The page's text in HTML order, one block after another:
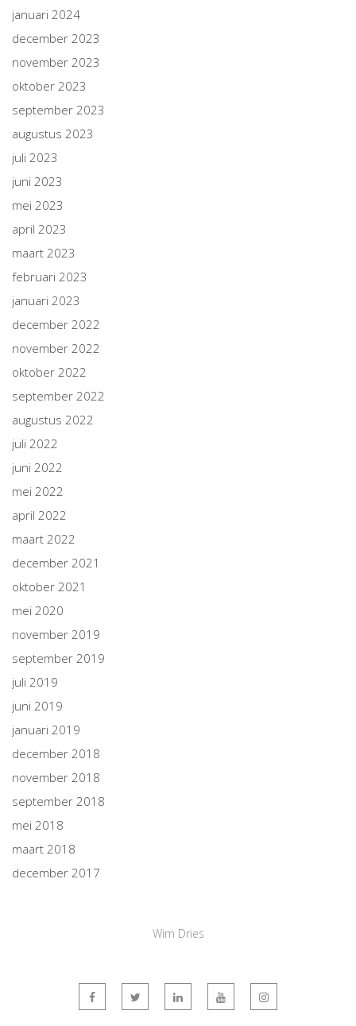
januari 2024
december 2023
november 2023
oktober 2023
september 2023
augustus 2023
juli 2023
juni 2023
mei 2023
april 2023
maart 2023
februari 2023
januari 2023
december 2022
november 2022
oktober 2022
september 2022
augustus 2022
juli 2022
juni 2022
mei 2022
april 2022
maart 2022
december 2021
oktober 2021
mei 2020
november 2019
september 2019
juli 2019
juni 2019
januari 2019
december 2018
november 2018
september 2018
mei 2018
maart 2018
december 2017
Wim Dries